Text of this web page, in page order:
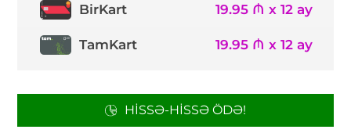
BirKart 19.95 ₼ x 12 ay
TamKart 19.95 ₼ x 12 ay
HISSƏ-HISSƏ ÖDƏ!